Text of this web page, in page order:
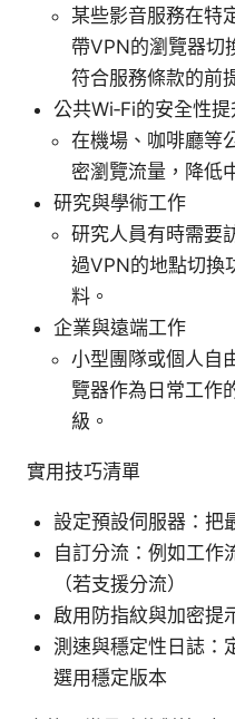
某些影音服務在特
帶VPN的瀏覽器切
符合服務條款的前
公共Wi‑Fi的安全性提
在機場、咖啡廳等
密瀏覽流量，降低
研究與學術工作
研究人員有時需要
過VPN的地點切換
料。
企業與遠端工作
小型團隊或個人自
覽器作為日常工作
級。
實用技巧清單
設定預設伺服器：把
自訂分流：例如工作
（若支援分流）
啟用防指紋與加密提
測速與穩定性日誌：
選用穩定版本